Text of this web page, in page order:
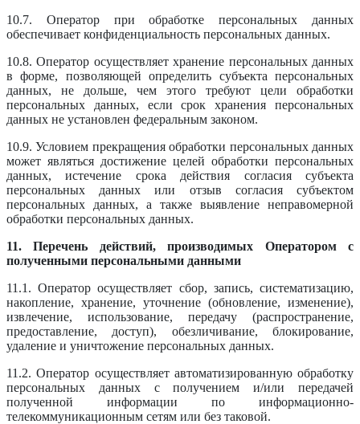
10.7. Оператор при обработке персональных данных
обеспечивает конфиденциальность персональных данных.
10.8. Оператор осуществляет хранение персональных данных
в форме, позволяющей определить субъекта персональных
данных, не дольше, чем этого требуют цели обработки
персональных данных, если срок хранения персональных
данных не установлен федеральным законом.
10.9. Условием прекращения обработки персональных данных
может являться достижение целей обработки персональных
данных, истечение срока действия согласия субъекта
персональных данных или отзыв согласия субъектом
персональных данных, а также выявление неправомерной
обработки персональных данных.
11. Перечень действий, производимых Оператором с
полученными персональными данными
11.1. Оператор осуществляет сбор, запись, систематизацию,
накопление, хранение, уточнение (обновление, изменение),
извлечение, использование, передачу (распространение,
предоставление, доступ), обезличивание, блокирование,
удаление и уничтожение персональных данных.
11.2. Оператор осуществляет автоматизированную обработку
персональных данных с получением и/или передачей
полученной информации по информационно-
телекоммуникационным сетям или без таковой.